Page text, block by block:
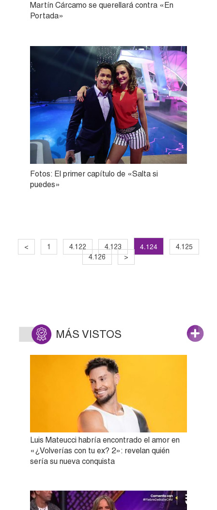
Martín Cárcamo se querellará contra «En
Portada»
Fotos: El primer capítulo de «Salta si
puedes»
< 1 4.122 4.123 4.124
4.125
4.126
>
MÁS VISTOS
Luis Mateucci habría encontrado el amor en
«¿Volverías con tu ex? 2»: revelan quién
sería su nueva conquista